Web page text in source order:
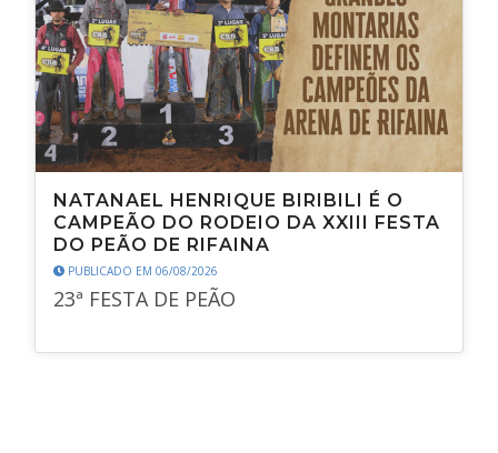
NATANAEL HENRIQUE BIRIBILI É O
CAMPEÃO DO RODEIO DA XXIII FESTA
DO PEÃO DE RIFAINA
PUBLICADO EM 06/08/2026
23ª FESTA DE PEÃO